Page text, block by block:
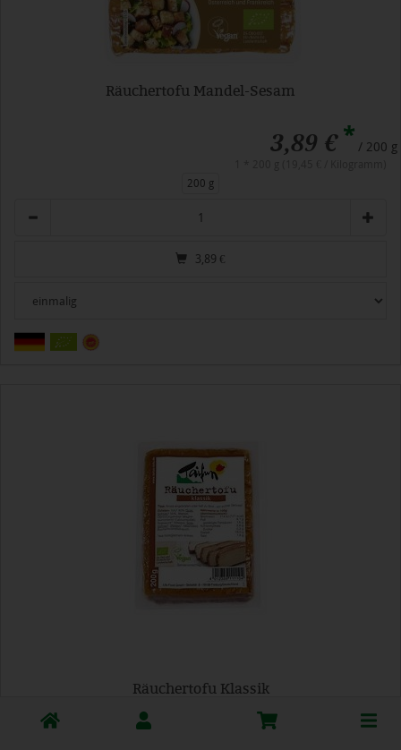
Räuchertofu Mandel-Sesam
3,89 €* / 200 g
200 g
3,89 €
Räuchertofu Klassik
3,29 €
Toggle